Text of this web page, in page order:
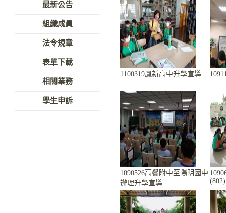
最新公告
組織成員
法令規章
表單下載
相關業務
學生申訴
1100319鳳新高中升學宣導
1090526高餐附中至陽明國中
辦理升學宣導
(802)